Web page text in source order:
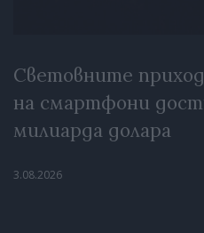
Световните
на смартфони
милиарда долара
3.08.2026